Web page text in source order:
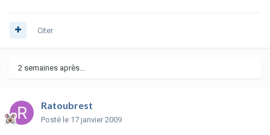
Citer
2 semaines après...
Ratoubrest
Posté le 17 janvier 2009